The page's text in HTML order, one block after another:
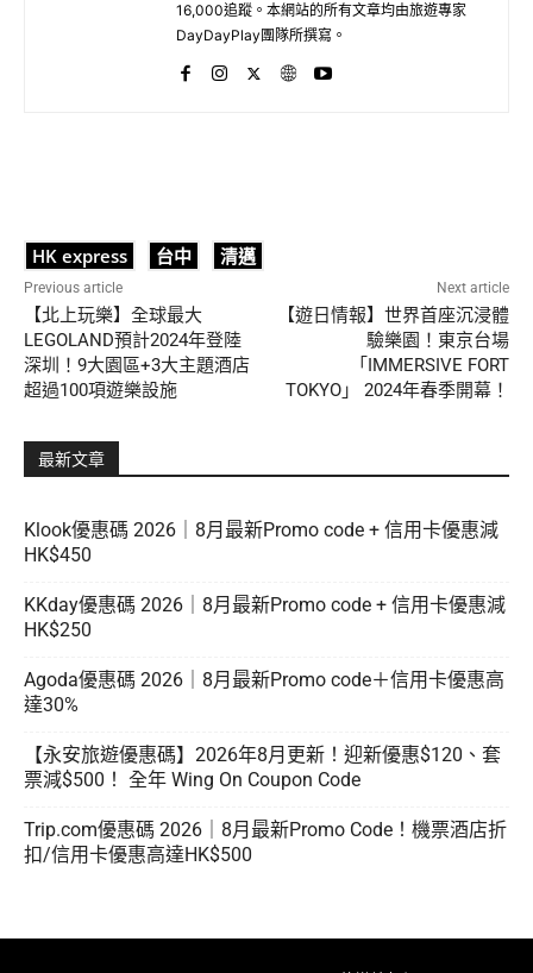
16,000追蹤。本網站的所有文章均由旅遊專家
DayDayPlay團隊所撰寫。
HK express 台中 清邁
Previous article
【北上玩樂】全球最大
LEGOLAND預計2024年登陸
深圳！9大園區+3大主題酒店
超過100項遊樂設施
Next article
【遊日情報】世界首座沉浸體
驗樂園！東京台場
「IMMERSIVE FORT
TOKYO」 2024年春季開幕！
最新文章
Klook優惠碼 2026｜8月最新Promo code + 信用卡優惠減
HK$450
KKday優惠碼 2026｜8月最新Promo code + 信用卡優惠減
HK$250
Agoda優惠碼 2026｜8月最新Promo code＋信用卡優惠高
達30%
【永安旅遊優惠碼】2026年8月更新！迎新優惠$120、套
票減$500！ 全年 Wing On Coupon Code
Trip.com優惠碼 2026｜8月最新Promo Code！機票酒店折
扣/信用卡優惠高達HK$500